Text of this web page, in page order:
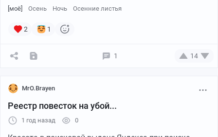
[моё] Осень Ночь Осенние листья
2 1
1 14
MrO.Brayen
Реестр повесток на убой...
1 год назад 0